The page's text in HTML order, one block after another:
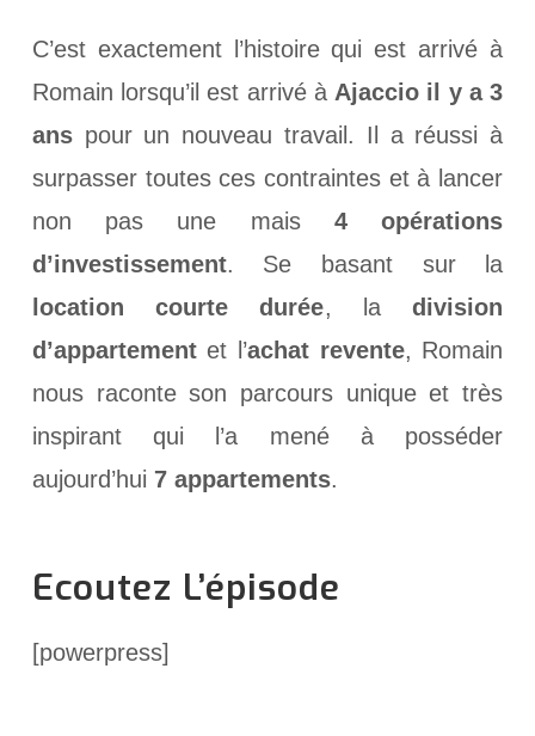
C’est exactement l’histoire qui est arrivé à
Romain lorsqu’il est arrivé à Ajaccio il y a 3
anspour un nouveau travail. Il a réussi à
surpasser toutes ces contraintes et à lancer
non pas une mais 4 opérations
d’investissement. Se basant sur la
location courte durée, ladivision
d’appartementet l’achat revente, Romain
nous raconte son parcours unique et très
inspirant qui l’a mené à posséder
aujourd’hui 7 appartements.
Ecoutez L’épisode
[powerpress]